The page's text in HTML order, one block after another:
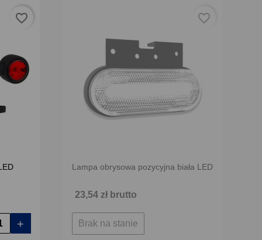
+
favorite_border
Lampa obrysowa pozycyjna biała LED
23,54 zł brutto
Brak na stanie
favorite_border